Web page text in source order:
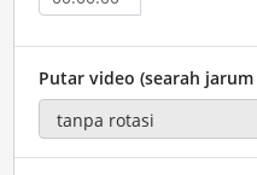
Putar video (searah jarum